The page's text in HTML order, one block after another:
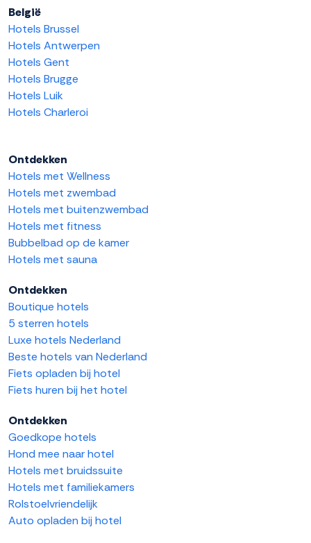
België
Hotels Brussel
Hotels Antwerpen
Hotels Gent
Hotels Brugge
Hotels Luik
Hotels Charleroi
Ontdekken
Hotels met Wellness
Hotels met zwembad
Hotels met buitenzwembad
Hotels met fitness
Bubbelbad op de kamer
Hotels met sauna
Ontdekken
Boutique hotels
5 sterren hotels
Luxe hotels Nederland
Beste hotels van Nederland
Fiets opladen bij hotel
Fiets huren bij het hotel
Ontdekken
Goedkope hotels
Hond mee naar hotel
Hotels met bruidssuite
Hotels met familiekamers
Rolstoelvriendelijk
Auto opladen bij hotel